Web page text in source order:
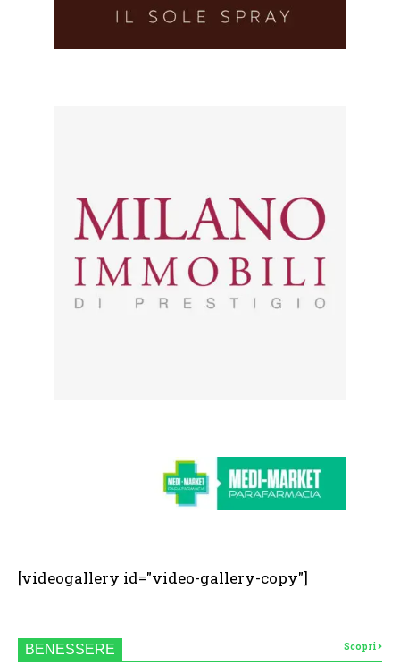
[videogallery id="video-gallery-copy"]
BENESSERE Scopri